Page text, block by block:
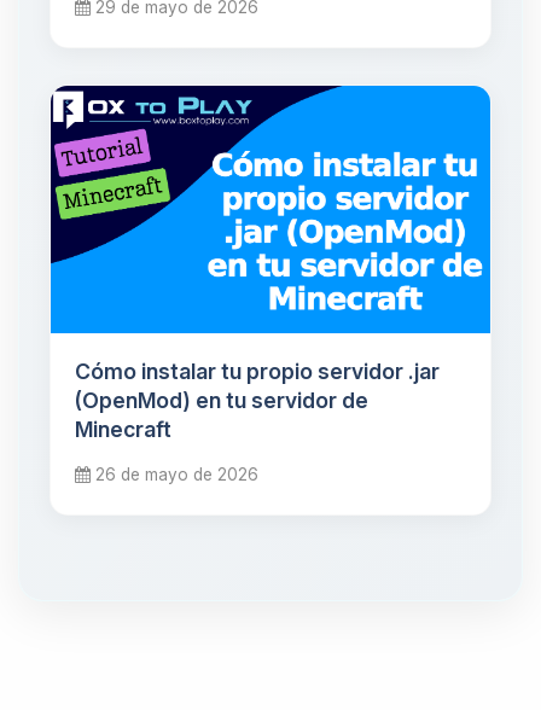
29 de mayo de 2026
Cómo instalar tu propio servidor .jar
(OpenMod) en tu servidor de
Minecraft
26 de mayo de 2026